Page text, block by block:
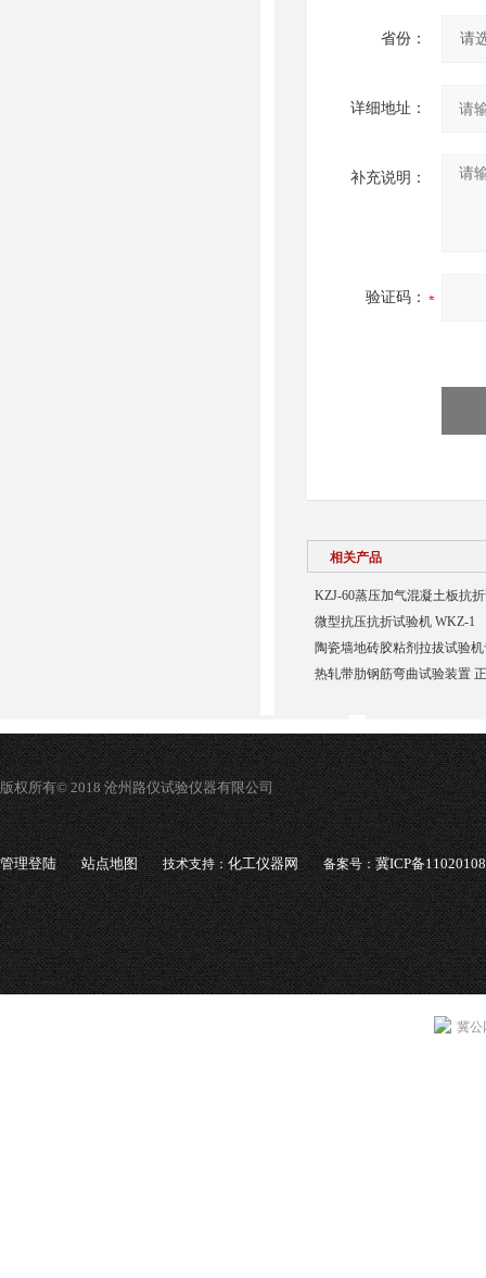
省份：
详细地址：
补充说明：
验证码：
相关产品
KZJ-60蒸压加气混凝土板抗
微型抗压抗折试验机 WKZ-1
陶瓷墙地砖胶粘剂拉拔试验
热轧带肋钢筋弯曲试验装置
版权所有© 2018 沧州路仪试验仪器有限公司
管理登陆 站点地图 技术支持：化工仪器网 备案号：冀ICP备
冀公